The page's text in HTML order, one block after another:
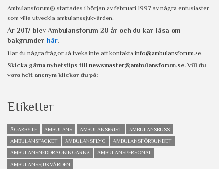
Ambulansforum® startades i början av februari 1997 av några entusiaster
som ville utveckla ambulanssjukvården.
År 2017 blev Ambulansforum 20 år och du kan läsa om
bakgrunden här.
Har du några frågor så tveka inte att kontakta info@ambulansforum.se.
Skicka gärna nyhetstips till newsmaster@ambulansforum.se. Vill du
vara helt anonym klickar du på:
Etiketter
ÄGARBYTE AMBULANS AMBULANSBRIST
AMBULANSBUSS
AMBULANSFACKET
AMBULANSFLYG
AMBULANSFÖRBUNDET
AMBULANSNEDDRAGNINGARNA
AMBULANSPERSONAL
AMBULANSSJUKVÅRDEN